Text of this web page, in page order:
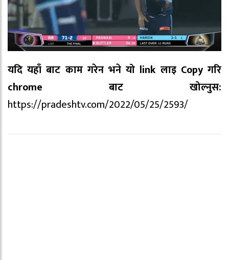
यदि यहाँ बाट काम गरेन भने यो link लाइ Copy गरि
chrome बाट खोल्नुस:
https://pradeshtv.com/2022/05/25/2593/